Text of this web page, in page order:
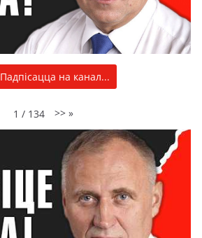
Падпісацца на канал...
1 / 134 >> »